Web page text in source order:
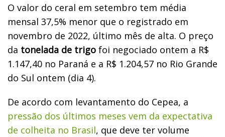
O valor do ceral em setembro tem média
mensal 37,5% menor que o registrado em
novembro de 2022, último mês de alta. O preço
da tonelada de trigo foi negociado ontem a R$
1.147,40 no Paraná e a R$ 1.204,57 no Rio Grande
do Sul ontem (dia 4).
De acordo com levantamento do Cepea, a
pressão dos últimos meses vem da expectativa
de colheita no Brasil, que deve ter volume